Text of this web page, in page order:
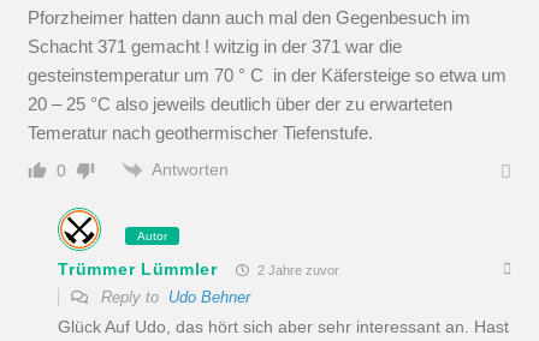
Pforzheimer hatten dann auch mal den Gegenbesuch im
Schacht 371 gemacht ! witzig in der 371 war die
gesteinstemperatur um 70 ° C in der Käfersteige so etwa um
20 – 25 °C also jeweils deutlich über der zu erwarteten
Temeratur nach geothermischer Tiefenstufe.
0 Antworten
Autor
Trümmer Lümmler 2 Jahre zuvor
Reply to Udo Behner
Glück Auf Udo, das hört sich aber sehr interessant an. Hast